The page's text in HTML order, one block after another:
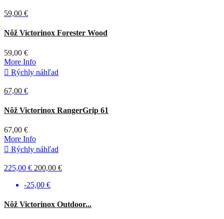
59,00 €
Hnedá
Nôž Victorinox Forester Wood
59,00 €
More Info
 Rýchly náhľad
67,00 €
Červená
Nôž Victorinox RangerGrip 61
67,00 €
More Info
 Rýchly náhľad
225,00 € 200,00 €
-25,00 €
Čierna
Nôž Victorinox Outdoor...